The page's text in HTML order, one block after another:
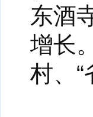
东酒
增长
村、“